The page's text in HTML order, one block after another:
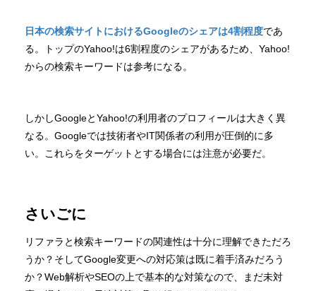
日本の検索サイトにおけるGoogleのシェアは4割程度であ
る。トップのYahoo!は6割程度のシェアがあるため、Yahoo!
からの検索キーワードは参考になる。
しかしGoogleとYahoo!の利用者のプロフィールは大きく異
なる。Googleでは技術者やIT関係者の利用が圧倒的に多
い。これらをターゲットとする場合には注意が必要だ。
さいごに
リファラと検索キーワードの関連性は十分に理解できただろ
うか？そしてGoogle変更への対応策は既に着手済みだろう
か？Web解析やSEOの上で基本的な対策なので、まだ未対